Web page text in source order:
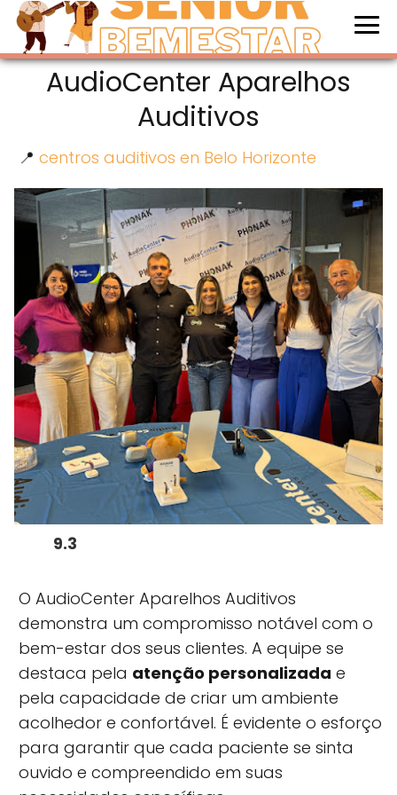
AudioCenter Aparelhos
Auditivos
📍 centros auditivos en Belo Horizonte
9.3
O AudioCenter Aparelhos Auditivos
demonstra um compromisso notável com o
bem-estar dos seus clientes. A equipe se
destaca pela atenção personalizada e
pela capacidade de criar um ambiente
acolhedor e confortável. É evidente o esforço
para garantir que cada paciente se sinta
ouvido e compreendido em suas